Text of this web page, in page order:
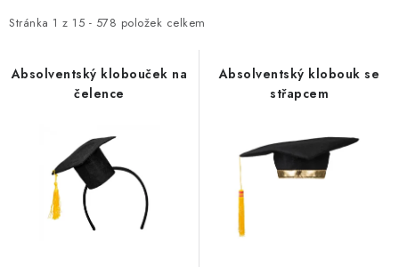
ORGANZY, STOLOVÉ ŠERPY
Obchodní podmínky
Podmínky ochrany osobních údajů
i
p
Stránka 1 z 15 - 578 položek celkem
e
íAbsolventský klobouček na
čelence
Absolventský klobouk se
střapcem